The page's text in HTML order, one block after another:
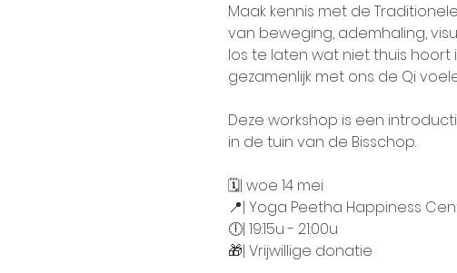
Maak kennis met de
van beweging, ademhaling,
los te laten wat niet thuis hoort
gezamenlijk met ons de Qi
Deze workshop is een
in de tuin van de Bisschop.
🗓| woe 14 mei
📍| Yoga Peetha Happiness
🕕| 19:15u - 21:00u
🎁| Vrijwillige donatie